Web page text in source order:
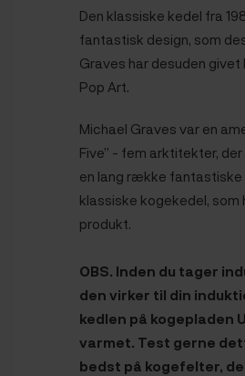
Den klassiske kedel fra
fantastisk design, som
Graves har desuden
Pop Art.
Michael Graves var en
Five” - fem arktitekter,
en lang række fantastiske
klassiske kogekedel,
produkt.
OBS. Inden du tager
den virker til din
kedlen på kogepladen
varmet. Test gerne
bedst på kogefelter,